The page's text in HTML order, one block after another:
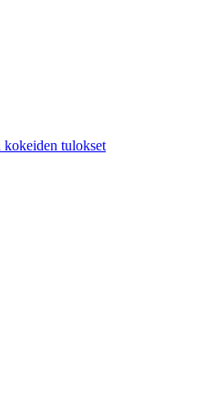
kokeiden tulokset